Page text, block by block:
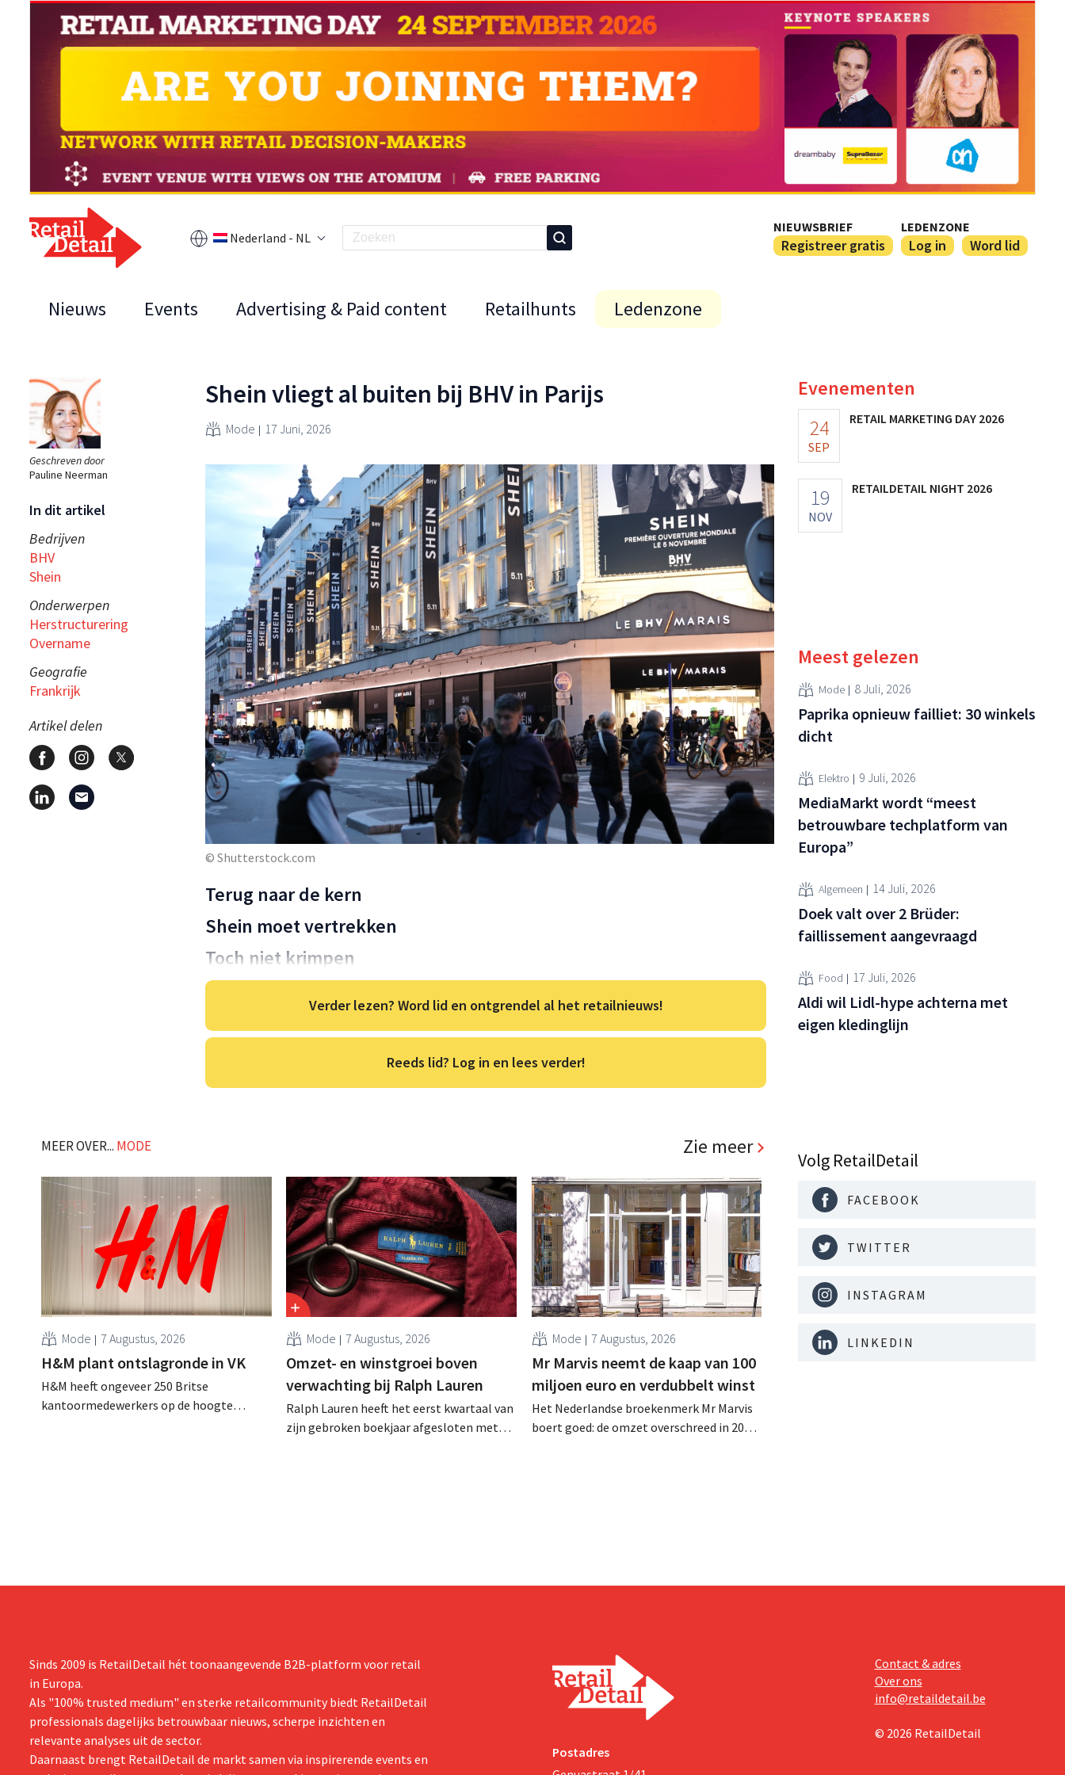
Nederland - NL
NIEUWSBRIEF
Registreer gratis
LEDENZONE
Log in Word lid
Nieuws Events Advertising & Paid content Retailhunts Ledenzone
Geschreven door
Pauline Neerman
In dit artikel
Bedrijven
BHV
Shein
Onderwerpen
Herstructurering
Overname
Geografie
Frankrijk
Artikel delen
Shein vliegt al buiten bij BHV in Parijs
Mode 17 Juni, 2026
© Shutterstock.com
Terug naar de kern
Shein moet vertrekken
Toch niet krimpen
Verder lezen? Word lid en ontgrendel al het retailnieuws!
Reeds lid? Log in en lees verder!
MEER OVER... MODE Zie meer
Mode 7 Augustus, 2026
H&M plant ontslagronde in VK
H&M heeft ongeveer 250 Britse
kantoormedewerkers op de hoogte
Mode 7 Augustus, 2026
Omzet- en winstgroei boven
verwachting bij Ralph Lauren
Ralph Lauren heeft het eerst kwartaal van
zijn gebroken boekjaar afgesloten met
Mode 7 Augustus, 2026
Mr Marvis neemt de kaap van 100
miljoen euro en verdubbelt winst
Het Nederlandse broekenmerk Mr Marvis
boert goed: de omzet overschreed in 2025
Evenementen
24
SEP
RETAIL MARKETING DAY 2026
19
NOV
RETAILDETAIL NIGHT 2026
Meest gelezen
Mode 8 Juli, 2026
Paprika opnieuw failliet: 30 winkels
dicht
Elektro 9 Juli, 2026
MediaMarkt wordt “meest
betrouwbare techplatform van
Europa”
Algemeen 14 Juli, 2026
Doek valt over 2 Brüder:
faillissement aangevraagd
Food 17 Juli, 2026
Aldi wil Lidl-hype achterna met
eigen kledinglijn
Volg RetailDetail
FACEBOOK
TWITTER
INSTAGRAM
LINKEDIN
Sinds 2009 is RetailDetail hét toonaangevende B2B-platform voor retail
in Europa.
Als "100% trusted medium" en sterke retailcommunity biedt RetailDetail
professionals dagelijks betrouwbaar nieuws, scherpe inzichten en
relevante analyses uit de sector.
Daarnaast brengt RetailDetail de markt samen via inspirerende events en
Postadres
Contact & adres
Over ons
info@retaildetail.be
© 2026 RetailDetail